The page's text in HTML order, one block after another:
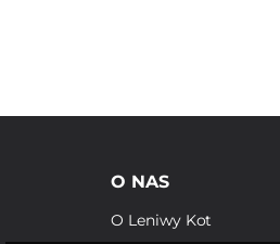
O NAS
O Leniwy Kot